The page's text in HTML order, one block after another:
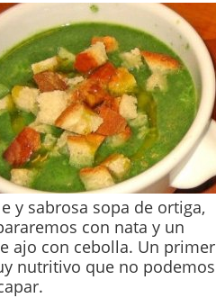
y sabrosa sopa de ortiga,
con nata y un
ajo con cebolla. Un primer
nutritivo que no podemos